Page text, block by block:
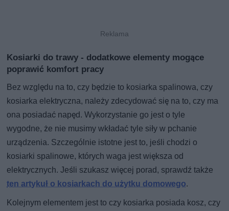
Kosiarki do trawy - dodatkowe elementy mogące
poprawić komfort pracy
Bez względu na to, czy będzie to kosiarka spalinowa, czy
kosiarka elektryczna, należy zdecydować się na to, czy ma
ona posiadać napęd. Wykorzystanie go jest o tyle
wygodne, że nie musimy wkładać tyle siły w pchanie
urządzenia. Szczególnie istotne jest to, jeśli chodzi o
kosiarki spalinowe, których waga jest większa od
elektrycznych. Jeśli szukasz więcej porad, sprawdź także
ten artykuł o kosiarkach do użytku domowego.
Kolejnym elementem jest to czy kosiarka posiada kosz, czy